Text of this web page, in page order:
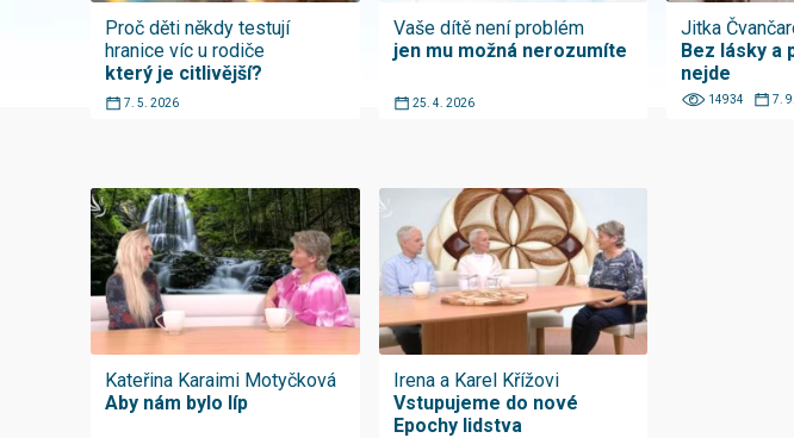
Proč děti někdy testují
hranice víc u rodiče
který je citlivější?
7. 5. 2026
Vaše dítě není problém
jen mu možná nerozumíte
25. 4. 2026
Jitka
Bez lásky a
nejde
14934 7.
Kateřina Karaimi Motyčková
Aby nám bylo líp
Irena a Karel Křížovi
Vstupujeme do nové
Epochy lidstva